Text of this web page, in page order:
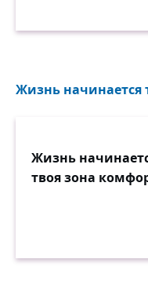
Жизнь начинается
Жизнь
твоя зона